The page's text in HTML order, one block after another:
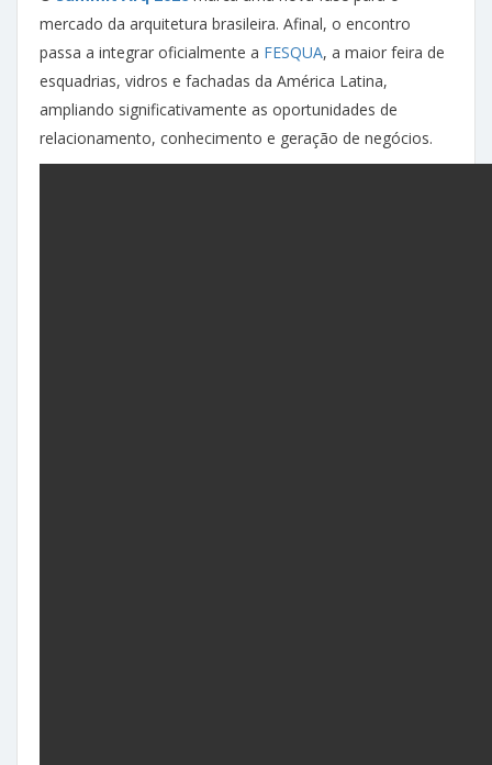
mercado da arquitetura brasileira. Afinal, o encontro
passa a integrar oficialmente a FESQUA, a maior feira de
esquadrias, vidros e fachadas da América Latina,
ampliando significativamente as oportunidades de
relacionamento, conhecimento e geração de negócios.